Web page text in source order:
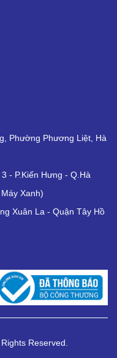
Phường Phương Liệt, Hà
- P.Kiến Hưng - Q.Hà
Xanh)
Xuân La - Quận Tây Hồ
Reserved.